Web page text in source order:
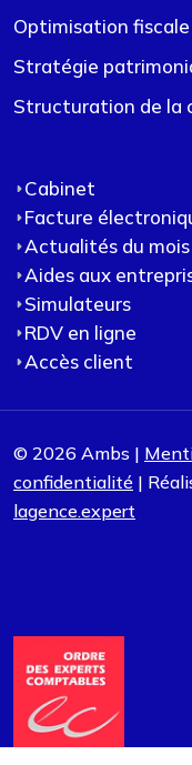
Optimisation fiscale
Stratégie
Structuration de la
Cabinet
Facture
Actualités du mois
Aides aux
Simulateurs
RDV en ligne
Accès client
© 2026 Ambs |
confidentialité |
lagence.expert